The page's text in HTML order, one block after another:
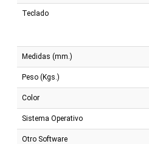
Teclado
Medidas (mm.)
Peso (Kgs.)
Color
Sistema Operativo
Otro Software